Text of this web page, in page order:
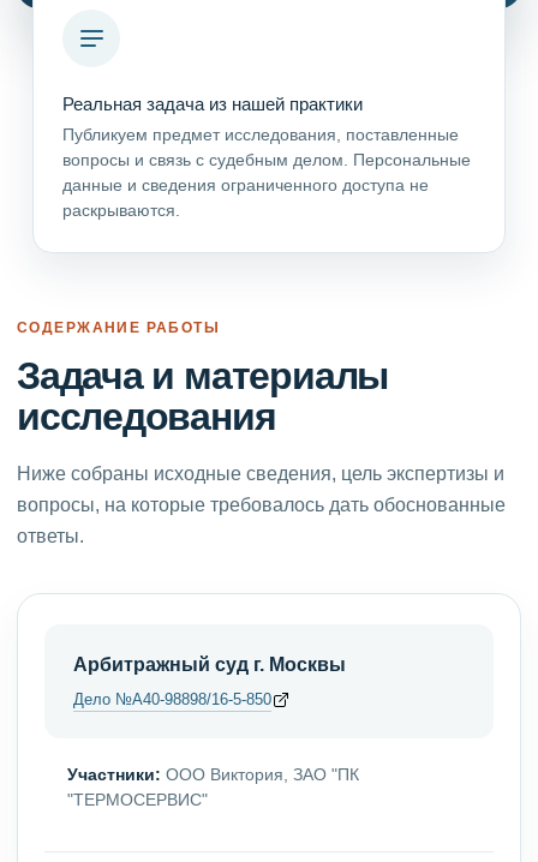
Реальная задача из нашей практики
Публикуем предмет исследования, поставленные
вопросы и связь с судебным делом. Персональные
данные и сведения ограниченного доступа не
раскрываются.
СОДЕРЖАНИЕ РАБОТЫ
Задача и материалы
исследования
Ниже собраны исходные сведения, цель экспертизы и
вопросы, на которые требовалось дать обоснованные
ответы.
Арбитражный суд г. Москвы
Дело №А40-98898/16-5-850
Участники: ООО Виктория, ЗАО "ПК
"ТЕРМОСЕРВИС"